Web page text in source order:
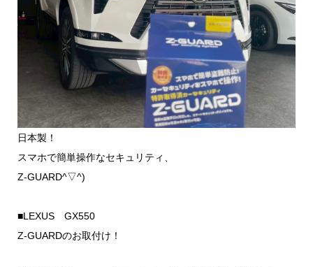
日本製！
スマホで簡単操作なセキュリティ、
Z-GUARD^▽^)
■LEXUS GX550
Z-GUARDのお取付け！